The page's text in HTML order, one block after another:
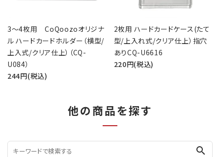
3～4枚用 CoQoozoオリジナ
ル ハードカードホルダー（横型/
上入式/クリア仕上）（CQ-
U084）
244円(税込)
2枚用 ハードカードケース(たて
型/上入れ式/クリア仕上）指穴
ありCQ-U6616
220円(税込)
他の商品を探す
search